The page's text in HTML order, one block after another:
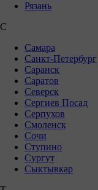
Рязань
С
Самара
Санкт-Петербург
Саранск
Саратов
Северск
Сергиев Посад
Серпухов
Смоленск
Сочи
Ступино
Сургут
Сыктывкар